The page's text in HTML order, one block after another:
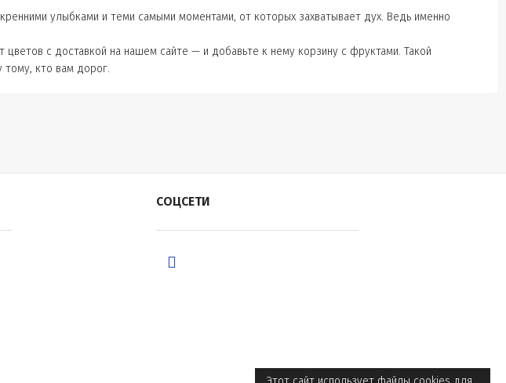
улыбками и теми самыми моментами, от которых захватывает дух. Ведь именно
с доставкой на нашем сайте — и добавьте к нему корзину с фруктами. Такой
тому, кто вам дорог.
СОЦСЕТИ